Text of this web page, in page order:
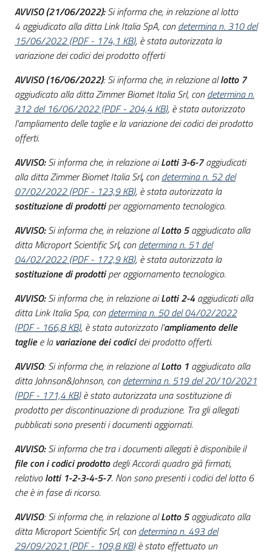
AVVISO (21/06/2022):Si informa che, in relazione allotto
4 aggiudicato alla ditta Link Italia SpA, con determina n. 310 del
15/06/2022(PDF- 174,1 KB), è stata autorizzata la
variazione dei codici dei prodotto offerti
AVVISO (16/06/2022): Si informa che, in relazione allotto 7
aggiudicato alla ditta Zimmer Biomet Italia Srl, con determina n.
312 del 16/06/2022(PDF- 204,4 KB), è stata autorizzato
l'ampliamento delle tagliee la variazione dei codicidei prodotto
offerti.
AVVISO:Si informa che, in relazione aiLotti 3-6-7aggiudicati
alla dittaZimmer Biomet Italia Srl, con determina n. 52 del
07/02/2022(PDF- 123,9 KB), è stata autorizzata la
sostituzione di prodottiper aggiornamento tecnologico.
AVVISO:Si informa che, in relazione alLotto 5aggiudicato alla
ditta Microport Scientific Srl, con determina n. 51 del
04/02/2022(PDF- 172,9 KB), è stata autorizzata la
sostituzione di prodottiper aggiornamento tecnologico.
AVVISO:Si informa che, in relazione aiLotti 2-4 aggiudicati alla
ditta Link Italia Spa, con determina n. 50 del 04/02/2022
(PDF- 166,8 KB), è stata autorizzato l'ampliamento delle
tagliee la variazione dei codicidei prodotto offerti.
AVVISO: Si informa che, in relazione alLotto 1 aggiudicato alla
ditta Johnson&Johnson, con determina n. 519 del 20/10/2021
(PDF- 171,4 KB)è stato autorizzata una sostituzione di
prodotto per discontinuazione di produzione. Tra gli allegati
pubblicati sono presenti i documenti aggiornati.
AVVISO:Si informa che tra i documenti allegati è disponibile il
file con icodici prodottodegli Accordi quadro già firmati,
relativolotti 1-2-3-4-5-7. Non sono presenti i codici del lotto 6
che è in fase di ricorso.
AVVISO: Si informa che, in relazione alLotto 5aggiudicato alla
ditta Microport Scientific Srl, con determina n. 493 del
29/09/2021 (PDF- 109,8 KB)è stato effettuato un